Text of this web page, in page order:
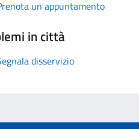
un appuntamento
in città
disservizio